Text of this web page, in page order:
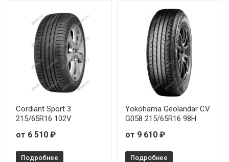
Cordiant Sport 3
215/65R16 102V
от 6 510 ₽
Подробнее
Yokohama Geolandar CV
G058 215/65R16 98H
от 9 610 ₽
Подробнее